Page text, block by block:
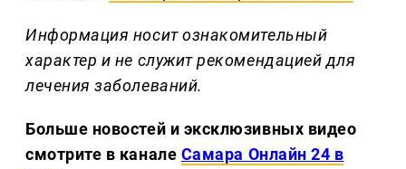
Информация носит ознакомительный
характер и не служит рекомендацией для
лечения заболеваний.
Больше новостей и эксклюзивных видео
смотрите в канале Самара Онлайн 24 в